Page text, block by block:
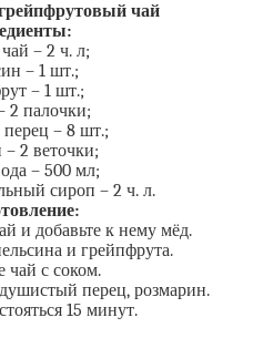
чай
– 2 ч. л;
– 1 шт.;
– 1 шт.;
2 палочки;
– 8 шт.;
– 2 веточки;
– 500 мл;
сироп – 2 ч. л.
и добавьте к нему мёд.
и грейпфрута.
чай с соком.
перец, розмарин.
15 минут.